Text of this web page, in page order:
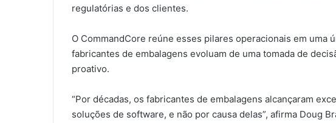
regulatórias e dos clientes.
O CommandCore reúne esses pilares operacionais em uma
fabricantes de embalagens evoluam de uma tomada de
proativo.
“Por décadas, os fabricantes de embalagens alcançaram
soluções de software, e não por causa delas”, afirma Doug